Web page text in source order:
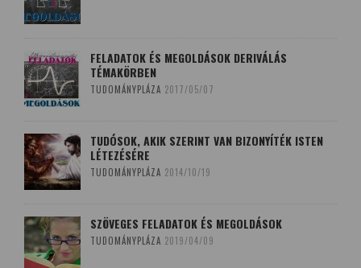
FELADATOK ÉS MEGOLDÁSOK DERIVÁLÁS
TÉMAKÖRBEN
TUDOMÁNYPLÁZA 2017/05/07
TUDÓSOK, AKIK SZERINT VAN BIZONYÍTÉK ISTEN
LÉTEZÉSÉRE
TUDOMÁNYPLÁZA 2014/10/19
SZÖVEGES FELADATOK ÉS MEGOLDÁSOK
TUDOMÁNYPLÁZA 2019/04/09